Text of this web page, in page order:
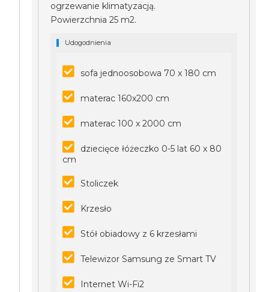
ogrzewanie klimatyzacją.
Powierzchnia 25 m2.
Udogodnienia
sofa jednoosobowa 70 x 180 cm
materac 160x200 cm
materac 100 x 2000 cm
dziecięce łóżeczko 0-5 lat 60 x 80
cm
Stoliczek
Krzesło
Stół obiadowy z 6 krzesłami
Telewizor Samsung ze Smart TV
Internet Wi-Fi2